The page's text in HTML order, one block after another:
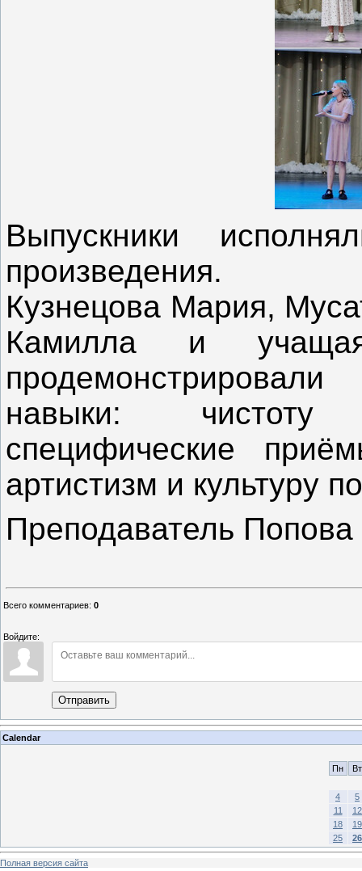
Выпускники
произведения.
Кузнецова Мария,
Камилла и
навыки: чистоту
специфические
артистизм и культуру
Преподаватель
Всего комментариев: 0
Войдите:
Отправить
Calendar
Пн Вт
4
5
11
12
18
19
25
26
Полная версия сайта